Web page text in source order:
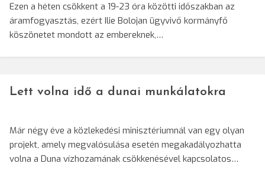
Ezen a héten csökkent a 19-23 óra közötti időszakban az
áramfogyasztás, ezért Ilie Bolojan ügyvivő kormányfő
köszönetet mondott az embereknek,…
Lett volna idő a dunai munkálatokra
Már négy éve a közlekedési minisztériumnál van egy olyan
projekt, amely megvalósulása esetén megakadályozhatta
volna a Duna vízhozamának csökkenésével kapcsolatos…